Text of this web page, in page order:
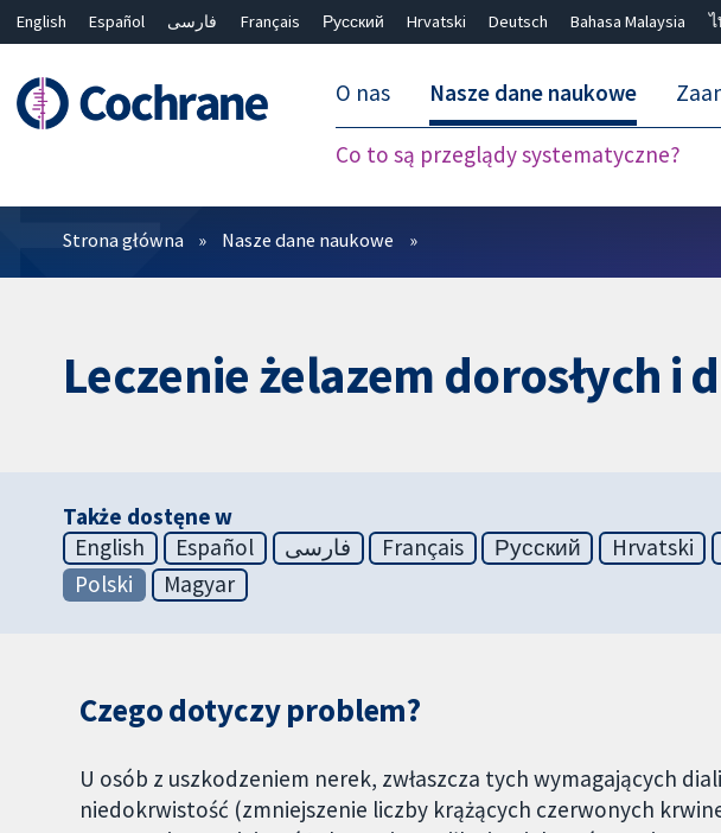
English Español فارسی Français Русский Hrvatski Deutsch Bahasa Malaysia
O nas Nasze dane naukowe
Co to są przeglądy systematyczne?
Filtry
Strona główna Nasze dane naukowe
Leczenie żelazem dorosłych
Także dostęne w
English
Español فارسی Français Русский Hrvatski
Polski
Magyar
Czego dotyczy problem?
U osób z uszkodzeniem nerek, zwłaszcza tych wymagających
niedokrwistość (zmniejszenie liczby krążących czerwonych